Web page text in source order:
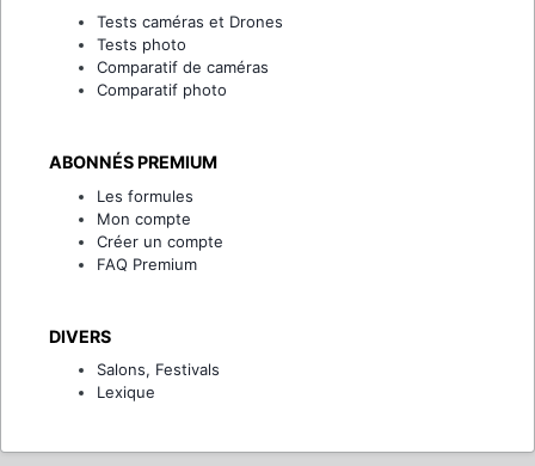
Tests caméras et Drones
Tests photo
Comparatif de caméras
Comparatif photo
ABONNÉS PREMIUM
Les formules
Mon compte
Créer un compte
FAQ Premium
DIVERS
Salons, Festivals
Lexique